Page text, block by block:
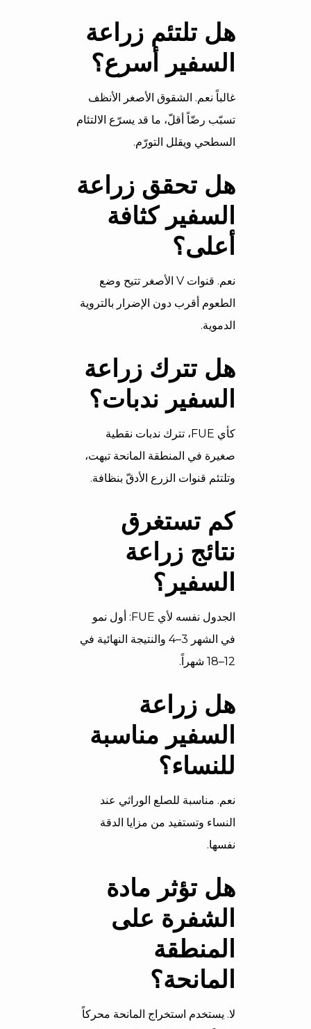
هل تلتئم زراعة
السفير أسرع؟
غالباً نعم. الشقوق الأصغر الأنظف
تسبّب رضّاً أقلّ، ما قد يسرّع الالتئام
السطحي ويقلل التورّم.
هل تحقق زراعة
السفير كثافة
أعلى؟
نعم. قنوات V الأصغر تتيح وضع
الطعوم أقرب دون الإضرار بالتروية
الدموية.
هل تترك زراعة
السفير ندبات؟
كأي FUE، تترك ندبات نقطية
صغيرة في المنطقة المانحة تبهت،
وتلتئم قنوات الزرع الأدقّ بنظافة.
كم تستغرق
نتائج زراعة
السفير؟
الجدول نفسه لأي FUE: أول نمو
في الشهر 3–4 والنتيجة النهائية في
12–18 شهراً.
هل زراعة
السفير مناسبة
للنساء؟
نعم. مناسبة للصلع الوراثي عند
النساء وتستفيد من مزايا الدقة
نفسها.
هل تؤثر مادة
الشفرة على
المنطقة
المانحة؟
لا. يستخدم استخراج المانحة محركاً